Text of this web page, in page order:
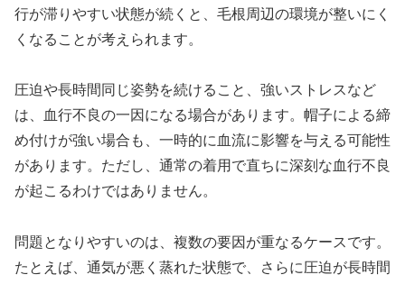
行が滞りやすい状態が続くと、毛根周辺の環境が整いにく
くなることが考えられます。
圧迫や長時間同じ姿勢を続けること、強いストレスなど
は、血行不良の一因になる場合があります。帽子による締
め付けが強い場合も、一時的に血流に影響を与える可能性
があります。ただし、通常の着用で直ちに深刻な血行不良
が起こるわけではありません。
問題となりやすいのは、複数の要因が重なるケースです。
たとえば、通気が悪く蒸れた状態で、さらに圧迫が長時間